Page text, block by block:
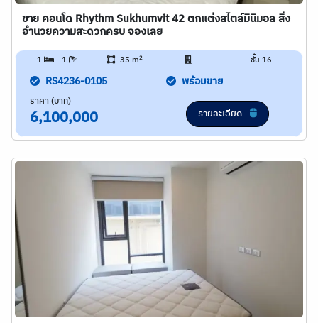
ขาย คอนโด Rhythm Sukhumvit 42 ตกแต่งสไตล์มินิมอล สิ่ง
อำนวยความสะดวกครบ จองเลย
1 1 35 m2 - ชั้น 16
RS4236-0105 พร้อมขาย
ราคา (บาท)
6,100,000 รายละเอียด